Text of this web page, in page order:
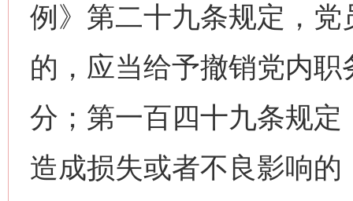
例》第二十九条规定，
的，应当给予撤销党内
分；第一百四十九条规
造成损失或者不良影响